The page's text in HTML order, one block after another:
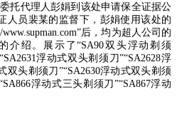
托代理人彭娟到该处申请保全证据公
人员裴某的监督下，彭娟使用该处的
www.supman.com”后，均为超人公司的
介绍。展示了“SA90双头浮动剃须
浮动式双头剃须刀”“SA2628浮
双头剃须刀 ”“SA2630浮动式双头剃须
浮动式三头剃须刀 ”“SA867浮动